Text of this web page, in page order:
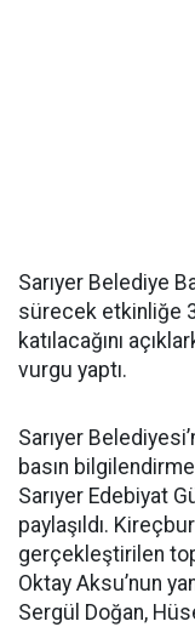
Sarıyer Belediye
sürecek etkinliğe
katılacağını
vurgu yaptı.
Sarıyer
basın
Sarıyer Edebiyat
paylaşıldı.
gerçekleştirilen
Oktay Aksu’nun
Sergül Doğan,